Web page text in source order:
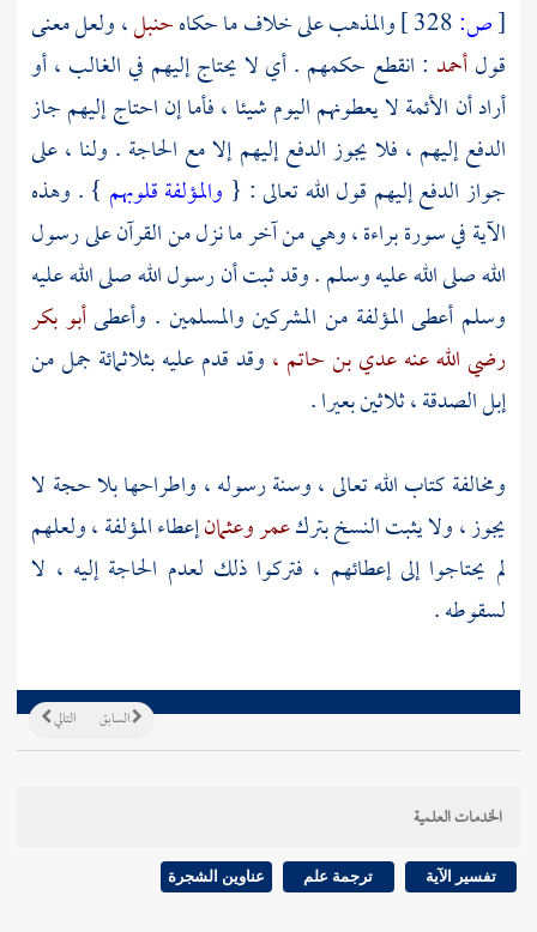
[ص: والمذهب على خلاف ما حكاهحنبل، ولعل معنى
قولأحمد : انقطع حكمهم . أي لا يحتاج إليهم في الغالب ، أو
أراد أن الأئمة لا يعطونهم اليوم شيئا ، فأما إن احتاج إليهم جاز
الدفع إليهم ، فلا يجوز الدفع إليهم إلا مع الحاجة . ولنا ، على
جواز الدفع إليهم قول الله تعالى : { والمؤلفة قلوبهم } . وهذه
الآية في سورة براءة ، وهي من آخر ما نزل من القرآن على رسول
الله صلى الله عليه وسلم . وقد ثبت أن رسول الله صلى الله عليه
وسلم أعطى المؤلفة من المشركين والمسلمين . وأعطىأبو بكر
رضي الله عنه عدي بن حاتم ، وقد قدم عليه بثلاثمائة جمل من
إبل الصدقة ، ثلاثين بعيرا .
ومخالفة كتاب الله تعالى ، وسنة رسوله ، واطراحها بلا حجة لا
يجوز ، ولا يثبت النسخ بتركعمروعثمانإعطاء المؤلفة ، ولعلهم
لم يحتاجوا إلى إعطائهم ، فتركوا ذلك لعدم الحاجة إليه ، لا
لسقوطه .
التالي السابق
الخدمات العلمية
تفسير الآية ترجمة علم عناوين الشجرة